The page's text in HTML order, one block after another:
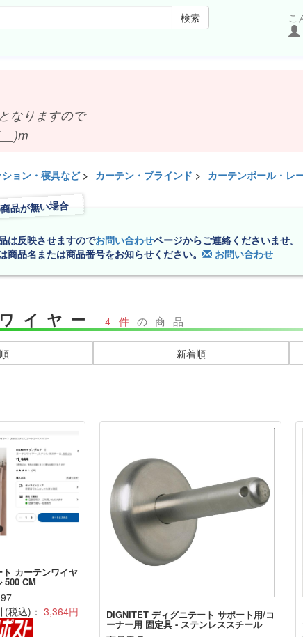
検索
こ
りますので
ョン・寝具など> カーテン・ブラインド > カーテンポール・レ
品が無い場合
は反映させますのでお問い合わせページからご連絡くださいませ。
商品名または商品番号をお知らせください。
お問い合わせ
イヤー4件 の商品
新着順
カーテンワイヤ
500 CM
(税込)： 3,364円 DIGNITET ディグニテート サポート用/コ
ーナー用 固定具 - ステンレススチール